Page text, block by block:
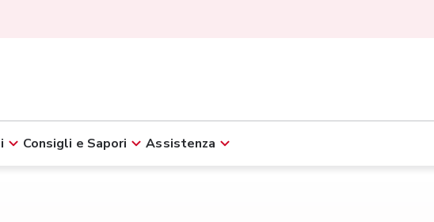
Consigli e Sapori Assistenza